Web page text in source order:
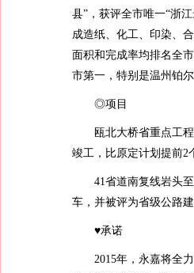
县”，获评全市唯一“浙
成造纸、化工、印染、
面积和完成率均排名全
市第一，特别是温州铂
◎项目
瓯北大桥省重点工程
竣工，比原定计划提前2
41省道南复线岩头至
车，并被评为省级公路建
♥承诺
2015年，永嘉将全力